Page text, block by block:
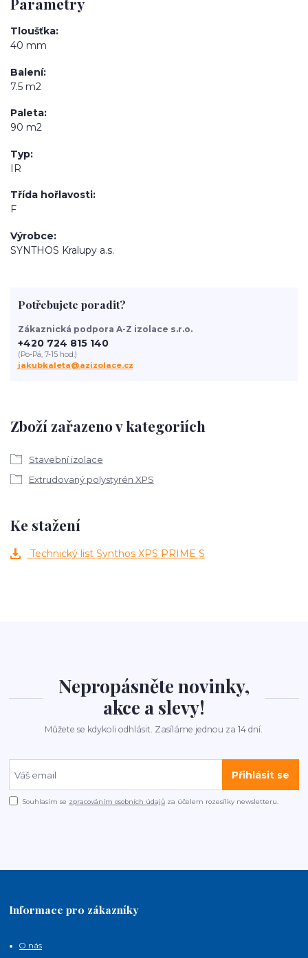
Tloušťka
40 mm
Balení
7.5 m2
Paleta
90 m2
Typ
IR
Třída hořlavosti
F
Výrobce
SYNTHOS Kralupy a.s.
Zboží zařazeno v kategoriích
Stavební izolace
Extrudovaný polystyrén XPS
Potřebujete poradit?
Zákaznická podpora A-Z izolace s.r.o.
+420 724 815 140
(Po-Pá, 7-15 hod.)
jakubkaleta@azizolace.cz
Ke stažení
Technický list Synthos XPS PRIME S
Nepropásněte novinky,
akce a slevy!
Můžete se kdykoli odhlásit. Zasíláme jednou za 14 dní.
Přihlásit se
Souhlasím se zpracováním osobních údajů za účelem rozesílky newsletteru.
Informace pro zákazníky
O nás